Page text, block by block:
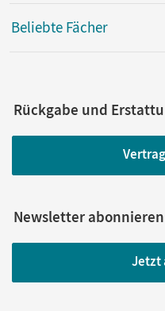
Beliebte Fächer
Rückgabe und
Newsletter abonnieren
Jetzt